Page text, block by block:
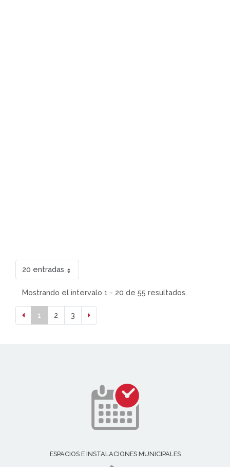
20 entradas
Mostrando el intervalo 1 - 20 de 55 resultados.
1 2 3
ESPACIOS E INSTALACIONES MUNICIPALES